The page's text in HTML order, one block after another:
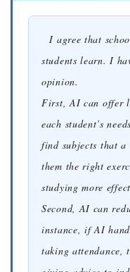
I agree that
students learn. I
opinion.
First, AI can offer
each student’s
find subjects that a
them the right
studying more
Second, AI can
instance, if AI
taking attendance,